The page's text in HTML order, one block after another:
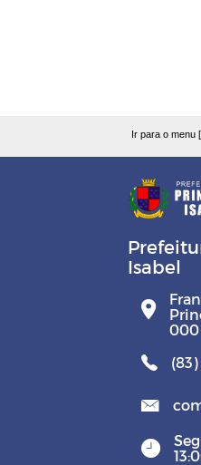
Ir para o menu
Isabel
000
(83)